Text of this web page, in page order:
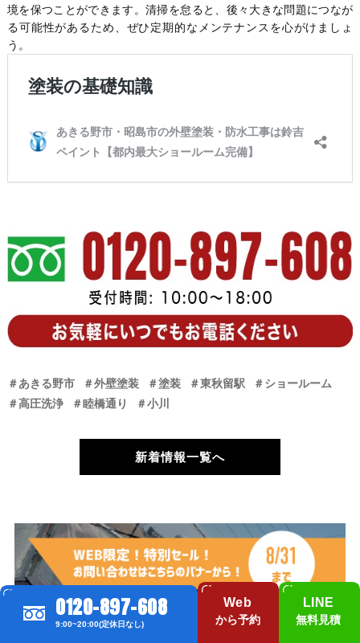
境を保つことができます。清掃を怠ると、後々大きな問題につなが
る可能性があるため、ぜひ定期的なメンテナンスを心がけましょ
う。
＃あきる野市 ＃外壁塗装 ＃塗装 ＃東秋留駅
＃ショールーム
＃高圧洗浄
＃睦橋通り ＃小川
新着情報一覧へ
0120-897-608
9:00~20:00(定休日なし)
Web
から予約
LINE
無料見積